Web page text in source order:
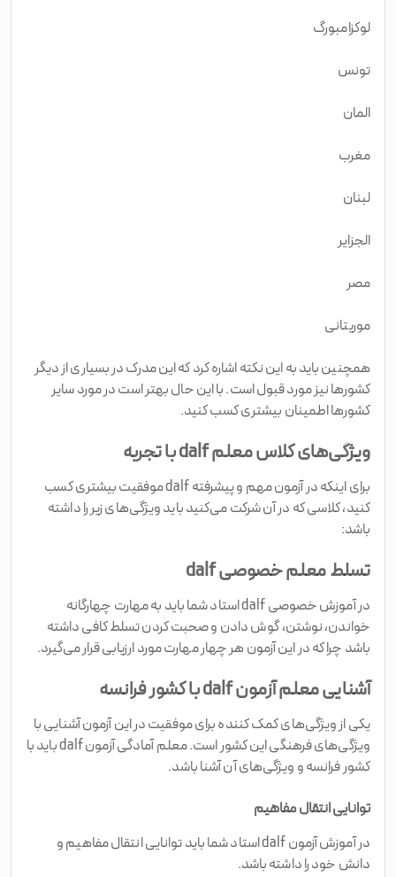
لوکزامبورگ
تونس
المان
مغرب
لبنان
الجزایر
مصر
موریتانی
همچنین باید به این نکته اشاره کرد که این مدرک در بسیاری از دیگر
کشورها نیز مورد قبول است. با این‌ حال بهتر است در مورد سایر
کشورها اطمینان بیشتری کسب کنید.
ویژگی‌های کلاس معلم dalf با تجربه
برای اینکه در آزمون مهم و پیشرفته dalf موفقیت بیشتری کسب
کنید، کلاسی که در آن شرکت می‌کنید باید ویژگی‌های زیر را داشته
باشد:
تسلط معلم خصوصی dalf
در آموزش خصوصی dalf استاد شما باید به مهارت چهارگانه
خواندن، نوشتن، گوش دادن و صحبت کردن تسلط کافی داشته
باشد چرا که در این آزمون هر چهار مهارت مورد ارزیابی قرار می‌گیرد.
آشنایی معلم آزمون dalf با کشور فرانسه
یکی از ویژگی‌های کمک‌ کننده برای موفقیت در این آزمون آشنایی با
ویژگی‌های فرهنگی این کشور است. معلم آمادگی آزمون dalf باید با
کشور فرانسه و ویژگی‌های آن آشنا باشد.
توانایی انتقال مفاهیم
در آموزش آزمون dalf استاد شما باید توانایی انتقال مفاهیم و
دانش خود را داشته باشد.